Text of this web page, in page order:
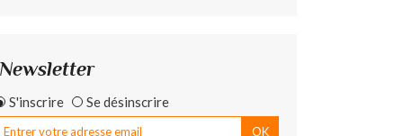
Newsletter
S'inscrire Se désinscrire